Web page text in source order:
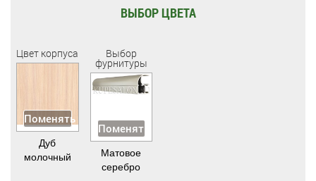
ВЫБОР ЦВЕТА
Цвет корпуса
Поменять
Дуб
молочный
Выбор
фурнитуры
Поменять
Матовое
серебро